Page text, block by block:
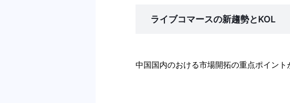
ライブコマースの新趨勢とKOL
中国国内のおける市場開拓の重点ポイン